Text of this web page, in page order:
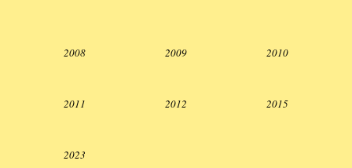
2008 2009 2010
2011 2012 2015
2023